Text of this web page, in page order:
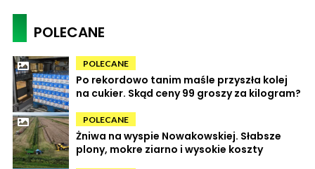
POLECANE
POLECANE
Po rekordowo tanim maśle przyszła kolej
na cukier. Skąd ceny 99 groszy za kilogram?
POLECANE
Żniwa na wyspie Nowakowskiej. Słabsze
plony, mokre ziarno i wysokie koszty